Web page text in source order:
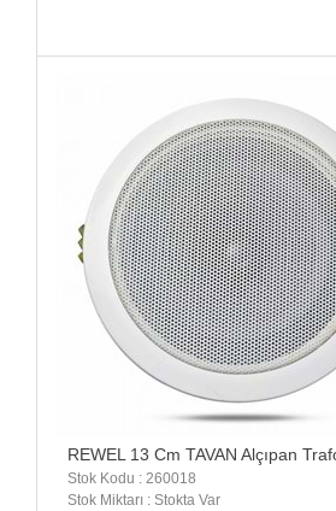
REWEL 13 Cm TAVAN Alçıpan
Stok Kodu : 260018
Stok Miktarı : Stokta Var